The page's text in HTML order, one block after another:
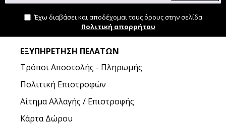
Έχω διαβάσει και αποδέχομαι τους όρους στην σελίδα
Πολιτική απορρήτου
ΕΞΥΠΗΡΈΤΗΣΗ ΠΕΛΑΤΏΝ
Τρόποι Αποστολής - Πληρωμής
Πολιτική Επιστροφών
Αίτημα Αλλαγής / Επιστροφής
Κάρτα Δώρου